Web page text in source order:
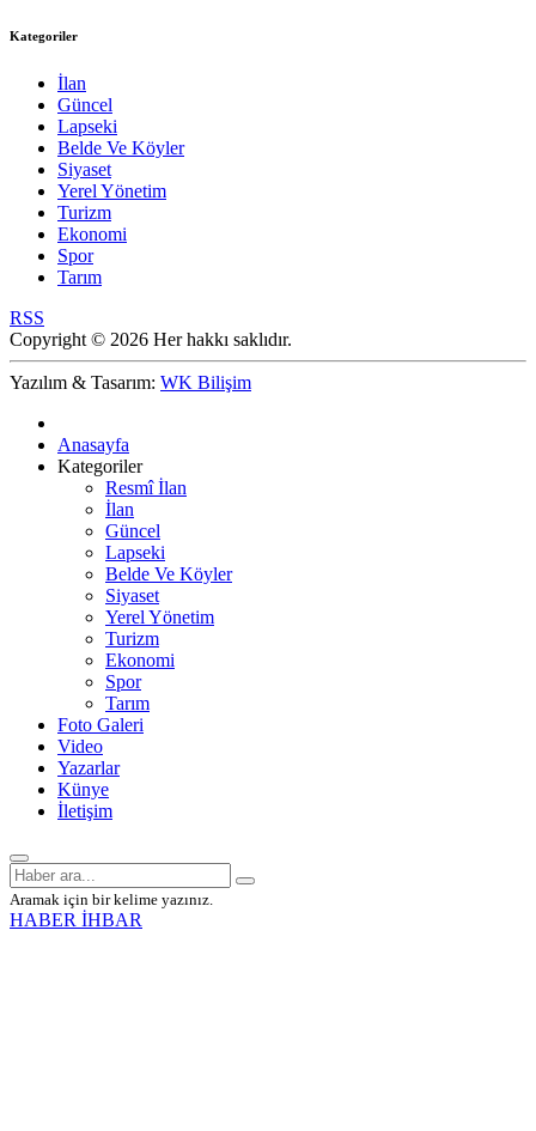
Kategoriler
İlan
Güncel
Lapseki
Belde Ve Köyler
Siyaset
Yerel Yönetim
Turizm
Ekonomi
Spor
Tarım
RSS
Copyright © 2026 Her hakkı saklıdır.
Yazılım & Tasarım: WK Bilişim
Anasayfa
Kategoriler
Resmî İlan
İlan
Güncel
Lapseki
Belde Ve Köyler
Siyaset
Yerel Yönetim
Turizm
Ekonomi
Spor
Tarım
Foto Galeri
Video
Yazarlar
Künye
İletişim
Aramak için bir kelime yazınız.
HABER İHBAR